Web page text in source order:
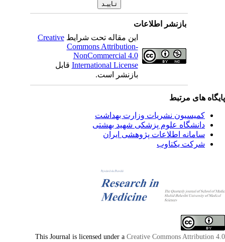
بازنشر اطلاعات
این مقاله تحت شرایطCreative
Commons Attribution-
NonCommercial 4.0
International Licenseقابل
بازنشر است.
های مرتبط
کمیسیون نشریات وزارت بهداشت
دانشگاه علوم پزشکی شهید بهشتی
سامانه اطلاعات پژوهشی ایران
شرکت یکتاوب
This Journal is licensed under aCreative Commons Attribution